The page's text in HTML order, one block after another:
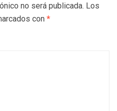
no será publicada. Los
con *